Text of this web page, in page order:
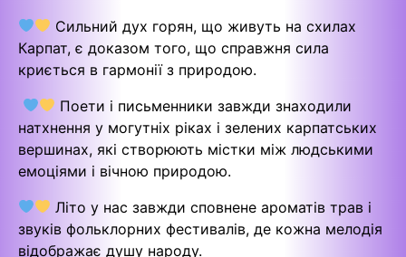
Сильний дух горян, що живуть на схилах
Карпат, є доказом того, що справжня сила
криється в гармонії з природою.
Поети і письменники завжди знаходили
натхнення у могутніх ріках і зелених карпатських
вершинах, які створюють містки між людськими
емоціями і вічною природою.
Літо у нас завжди сповнене ароматів трав і
звуків фольклорних фестивалів, де кожна мелодія
відображає душу народу.